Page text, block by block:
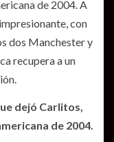
dejó Carlitos,
de 2004.